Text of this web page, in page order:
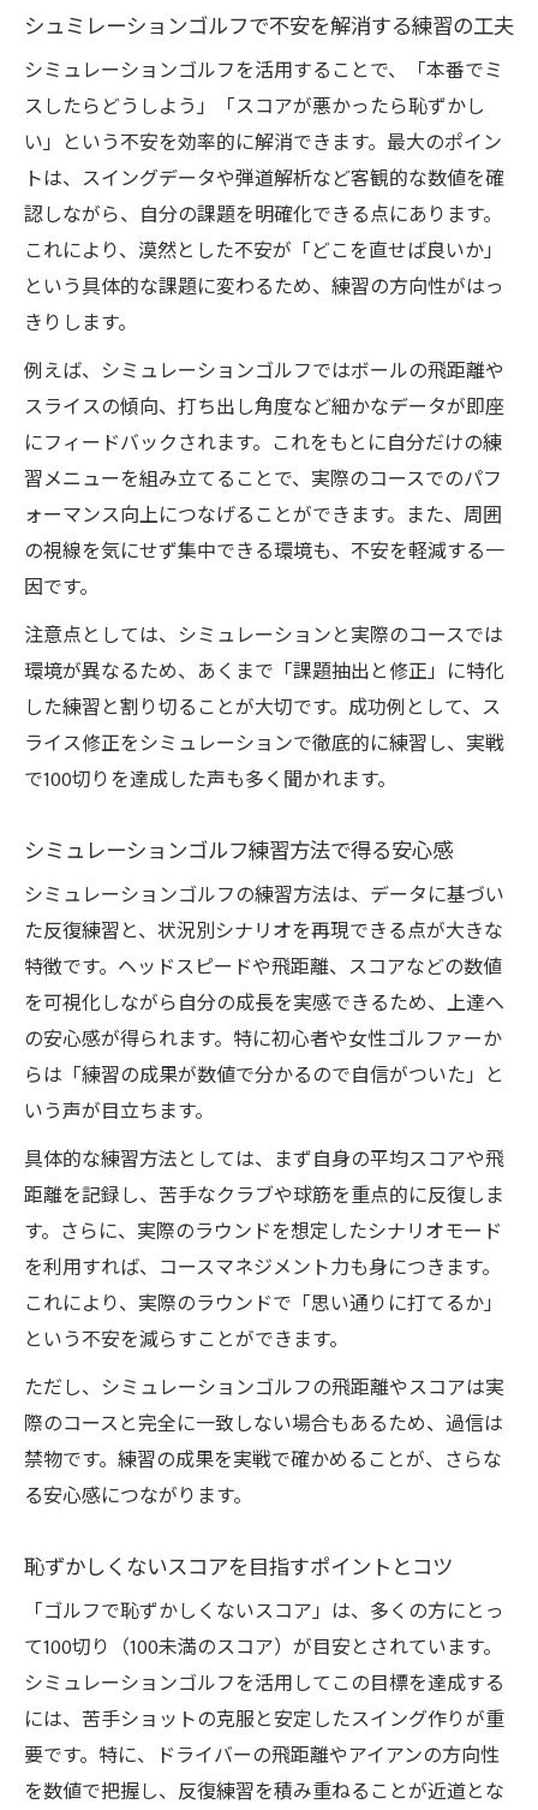
シュミレーションゴルフで不安を解消する練習の工夫
シミュレーションゴルフを活用することで、「本番でミ
スしたらどうしよう」「スコアが悪かったら恥ずかし
い」という不安を効率的に解消できます。最大のポイン
トは、スイングデータや弾道解析など客観的な数値を確
認しながら、自分の課題を明確化できる点にあります。
これにより、漠然とした不安が「どこを直せば良いか」
という具体的な課題に変わるため、練習の方向性がはっ
きりします。
例えば、シミュレーションゴルフではボールの飛距離や
スライスの傾向、打ち出し角度など細かなデータが即座
にフィードバックされます。これをもとに自分だけの練
習メニューを組み立てることで、実際のコースでのパフ
ォーマンス向上につなげることができます。また、周囲
の視線を気にせず集中できる環境も、不安を軽減する一
因です。
注意点としては、シミュレーションと実際のコースでは
環境が異なるため、あくまで「課題抽出と修正」に特化
した練習と割り切ることが大切です。成功例として、ス
ライス修正をシミュレーションで徹底的に練習し、実戦
で100切りを達成した声も多く聞かれます。
シミュレーションゴルフ練習方法で得る安心感
シミュレーションゴルフの練習方法は、データに基づい
た反復練習と、状況別シナリオを再現できる点が大きな
特徴です。ヘッドスピードや飛距離、スコアなどの数値
を可視化しながら自分の成長を実感できるため、上達へ
の安心感が得られます。特に初心者や女性ゴルファーか
らは「練習の成果が数値で分かるので自信がついた」と
いう声が目立ちます。
具体的な練習方法としては、まず自身の平均スコアや飛
距離を記録し、苦手なクラブや球筋を重点的に反復しま
す。さらに、実際のラウンドを想定したシナリオモード
を利用すれば、コースマネジメント力も身につきます。
これにより、実際のラウンドで「思い通りに打てるか」
という不安を減らすことができます。
ただし、シミュレーションゴルフの飛距離やスコアは実
際のコースと完全に一致しない場合もあるため、過信は
禁物です。練習の成果を実戦で確かめることが、さらな
る安心感につながります。
恥ずかしくないスコアを目指すポイントとコツ
「ゴルフで恥ずかしくないスコア」は、多くの方にとっ
て100切り（100未満のスコア）が目安とされています。
シミュレーションゴルフを活用してこの目標を達成する
には、苦手ショットの克服と安定したスイング作りが重
要です。特に、ドライバーの飛距離やアイアンの方向性
を数値で把握し、反復練習を積み重ねることが近道とな